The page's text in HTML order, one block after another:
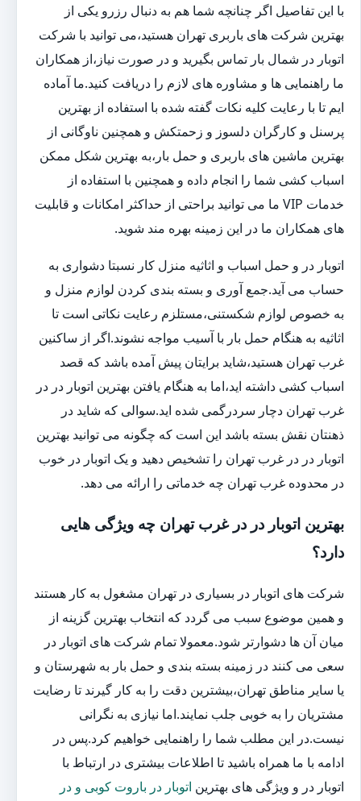
با این تفاصیل اگر چنانچه شما هم به دنبال رزرو یکی از
بهترین شرکت های باربری تهران هستید،می توانید با شرکت
اتوبار در شمال بار تماس بگیرید و در صورت نیاز،از همکاران
ما راهنمایی ها و مشاوره های لازم را دریافت کنید.ما آماده
ایم تا با رعایت کلیه نکات گفته شده با استفاده از بهترین
پرسنل و کارگران دلسوز و زحمتکش و همچنین ناوگانی از
بهترین ماشین های باربری و حمل بار،به بهترین شکل ممکن
اسباب کشی شما را انجام داده و همچنین با استفاده از
خدمات VIP ما می توانید براحتی از حداکثر امکانات و قابلیت
های همکاران ما در این زمینه بهره مند شوید.
اتوبار در و حمل اسباب و اثاثیه منزل کار نسبتا دشواری به
حساب می آید.جمع آوری و بسته بندی کردن لوازم منزل و
به خصوص لوازم شکستنی،مستلزم رعایت نکاتی است تا
اثاثیه به هنگام حمل بار با آسیب مواجه نشوند.اگر از ساکنین
غرب تهران هستید،شاید برایتان پیش آمده باشد که قصد
اسباب کشی داشته اید،اما به هنگام یافتن بهترین اتوبار در در
غرب تهران دچار سردرگمی شده اید.سوالی که شاید در
ذهنتان نقش بسته باشد این است که چگونه می توانید بهترین
اتوبار در در غرب تهران را تشخیص دهید و یک اتوبار در خوب
در محدوده غرب تهران چه خدماتی را ارائه می دهد.
بهترین اتوبار در در غرب تهران چه ویژگی هایی
دارد؟
شرکت های اتوبار در بسیاری در تهران مشغول به کار هستند
و همین موضوع سبب می گردد که انتخاب بهترین گزینه از
میان آن ها دشوارتر شود.معمولا تمام شرکت های اتوبار در
سعی می کنند در زمینه بسته بندی و حمل بار به شهرستان و
یا سایر مناطق تهران،بیشترین دقت را به کار گیرند تا رضایت
مشتریان را به خوبی جلب نمایند.اما نیازی به نگرانی
نیست.در این مطلب شما را راهنمایی خواهیم کرد.پس در
ادامه با ما همراه باشید تا اطلاعات بیشتری در ارتباط با
اتوبار در و ویژگی های بهترین اتوبار در باروت کوبی و در